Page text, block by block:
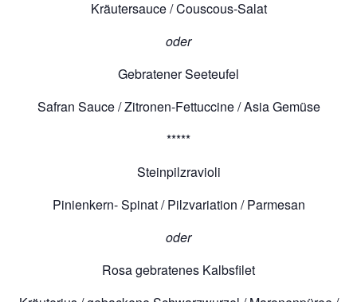
Kräutersauce / Couscous-Salat
oder
Gebratener Seeteufel
Safran Sauce / Zitronen-Fettuccine / Asia Gemüse
*****
Steinpilzravioli
Pinienkern- Spinat / Pilzvariation / Parmesan
oder
Rosa gebratenes Kalbsfilet